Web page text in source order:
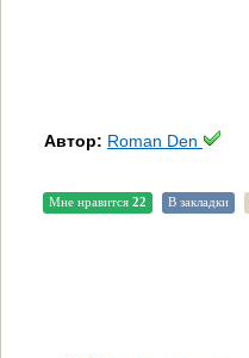
Автор: Roman Den
Мне нравится 22 В закладки